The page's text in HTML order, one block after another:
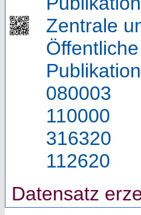
Zentrale
080003
110000
316320
112620
Datensatz